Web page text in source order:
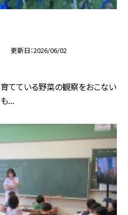
更新日 2026/06/02
てている野菜の観察をおこない
...